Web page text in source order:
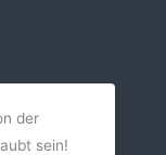
der
sein!